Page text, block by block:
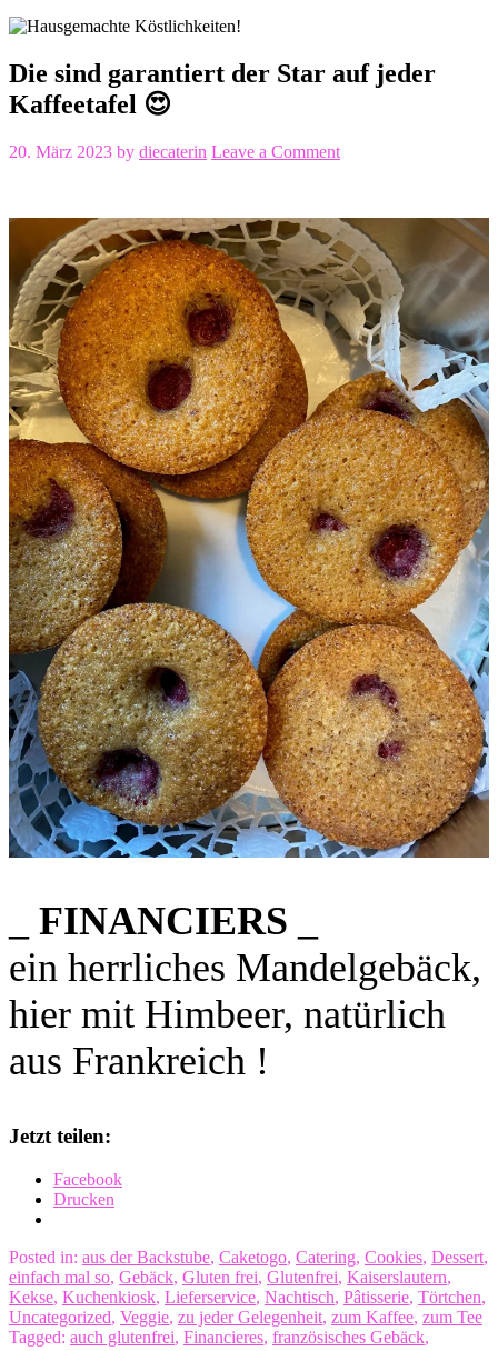
Die sind garantiert der Star auf jeder
Kaffeetafel 😍
20. März 2023 by diecaterin Leave a Comment
_ FINANCIERS _
ein herrliches Mandelgebäck,
hier mit Himbeer, natürlich
aus Frankreich !
Jetzt teilen:
Facebook
Drucken
Posted in: aus der Backstube, Caketogo, Catering, Cookies, Dessert,
einfach mal so, Gebäck, Gluten frei, Glutenfrei, Kaiserslautern,
Kekse, Kuchenkiosk, Lieferservice, Nachtisch, Pâtisserie, Törtchen,
Uncategorized, Veggie, zu jeder Gelegenheit, zum Kaffee, zum Tee
Tagged: auch glutenfrei, Financieres, französisches Gebäck,